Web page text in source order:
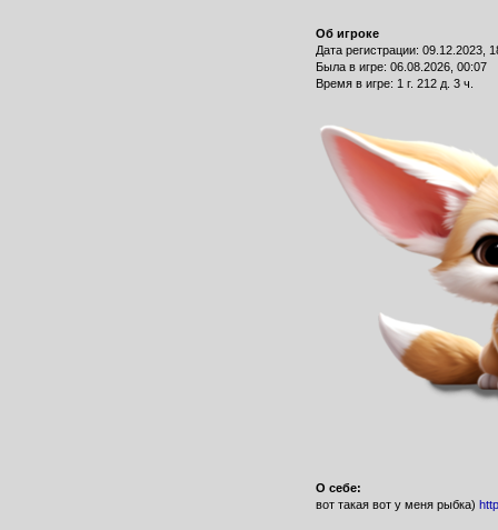
Об игроке
Дата регистрации: 09.12.2023,
Былa в игре: 06.08.2026, 00:07
Время в игре: 1 г. 212 д. 3 ч.
О себе:
вот такая вот у меня рыбка)